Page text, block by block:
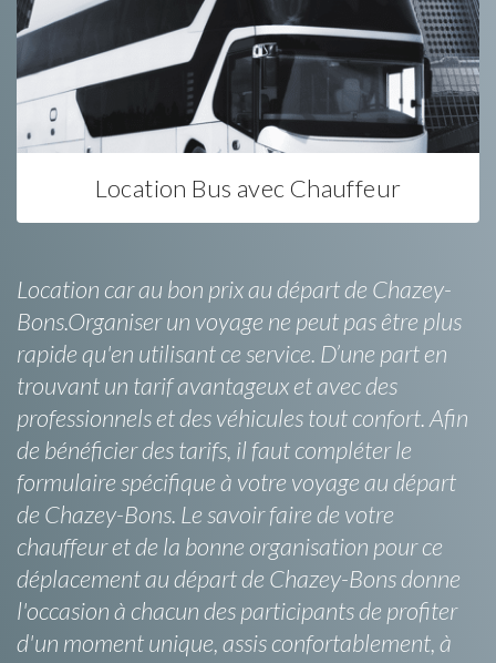
Location Bus avec Chauffeur
Location car au bon prix au départ de Chazey-
Bons.Organiser un voyage ne peut pas être plus
rapide qu'en utilisant ce service. D’une part en
trouvant un tarif avantageux et avec des
professionnels et des véhicules tout confort. Afin
de bénéficier des tarifs, il faut compléter le
formulaire spécifique à votre voyage au départ
de Chazey-Bons. Le savoir faire de votre
chauffeur et de la bonne organisation pour ce
déplacement au départ de Chazey-Bons donne
l'occasion à chacun des participants de profiter
d'un moment unique, assis confortablement, à